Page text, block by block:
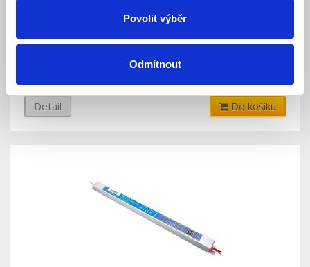
Povolit výběr
Odmítnout
HYRITE napájecí zdroj Ultra Slim TL-24E20, 24V
0,83A 20W pro LED, IP20, výška 14,5mm
Detail Do košíku